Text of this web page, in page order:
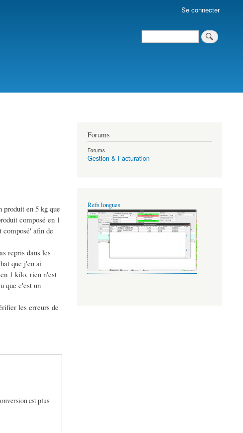
Se connecter
Search
Search
produit en 5 kg que
composé en 1
composé' afin de
repris dans les
que j'en ai
1 kilo, rien n'est
que c'est un
les erreurs de
est plus
Forums
Forums
Gestion & Facturation
Refs longues